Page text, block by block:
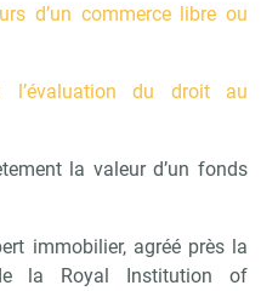
d’un commerce libre ou
l’évaluation du droit au
la valeur d’un fonds
immobilier, agréé près la
la Royal Institution of